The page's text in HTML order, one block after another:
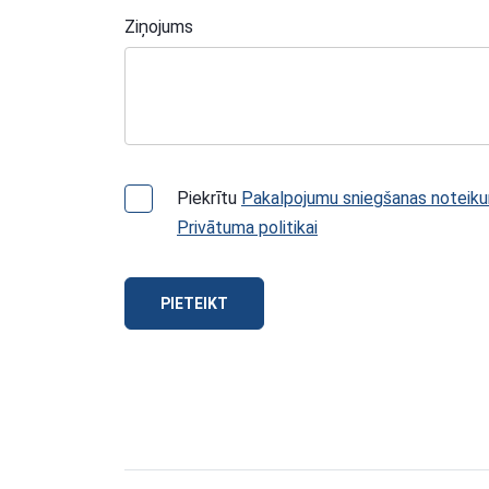
Ziņojums
Piekrītu Pakalpojumu sniegšanas
Privātuma politikai
PIETEIKT